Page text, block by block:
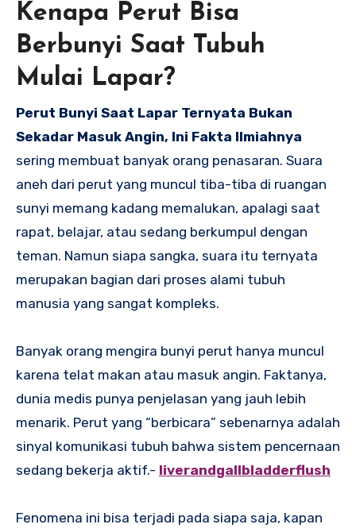
Kenapa Perut Bisa
Berbunyi Saat Tubuh
Mulai Lapar?
Perut Bunyi Saat Lapar Ternyata Bukan
Sekadar Masuk Angin, Ini Fakta Ilmiahnya
sering membuat banyak orang penasaran. Suara
aneh dari perut yang muncul tiba-tiba di ruangan
sunyi memang kadang memalukan, apalagi saat
rapat, belajar, atau sedang berkumpul dengan
teman. Namun siapa sangka, suara itu ternyata
merupakan bagian dari proses alami tubuh
manusia yang sangat kompleks.
Banyak orang mengira bunyi perut hanya muncul
karena telat makan atau masuk angin. Faktanya,
dunia medis punya penjelasan yang jauh lebih
menarik. Perut yang “berbicara” sebenarnya adalah
sinyal komunikasi tubuh bahwa sistem pencernaan
sedang bekerja aktif.- liverandgallbladderflush
Fenomena ini bisa terjadi pada siapa saja, kapan